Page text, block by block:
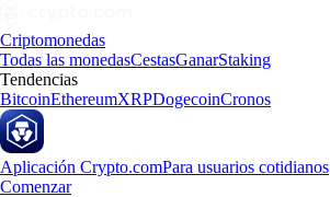
Criptomonedas
Todas las monedasCestasGanarStaking
Tendencias
BitcoinEthereumXRPDogecoinCronos
Aplicación Crypto.comPara usuarios cotidianos
Comenzar